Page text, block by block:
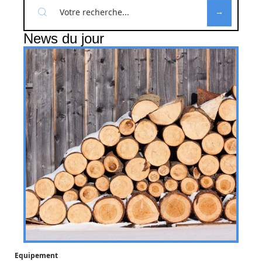
News du jour
Equipement